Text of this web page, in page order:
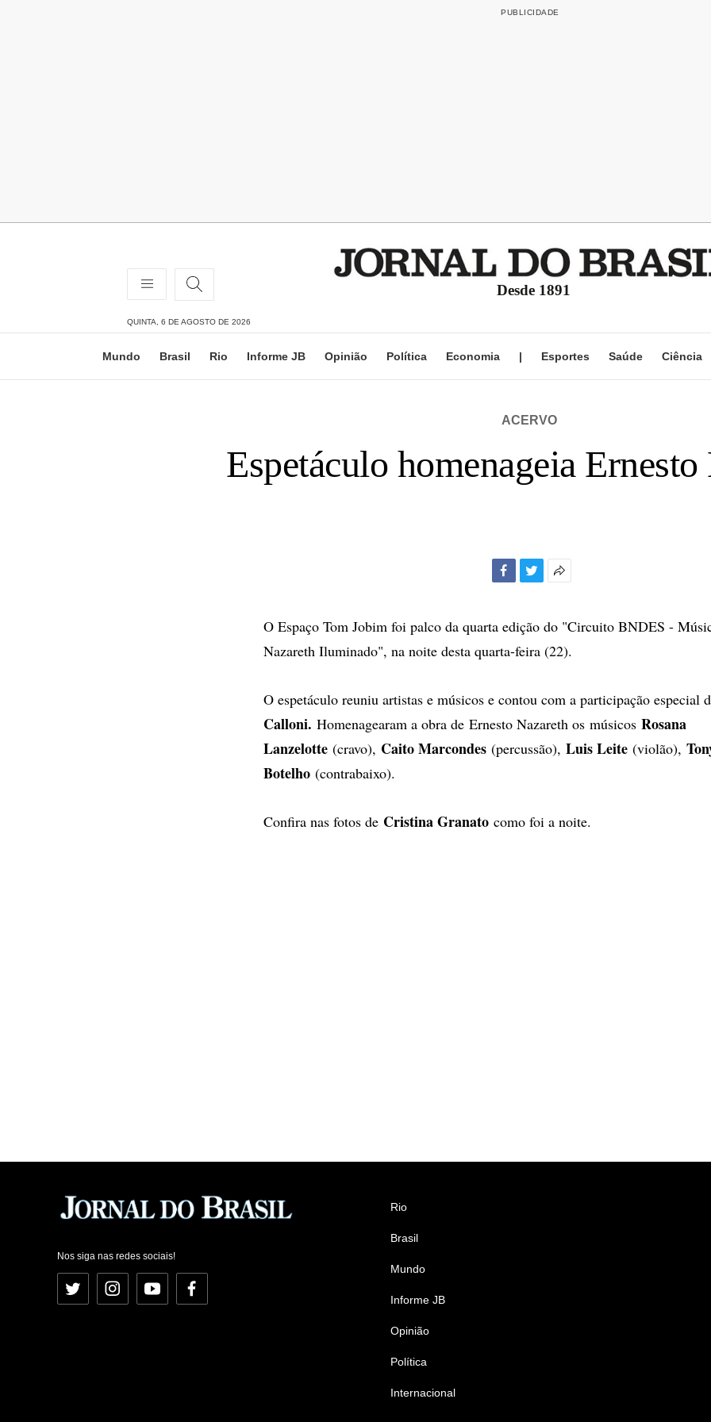
Desde 1891
QUINTA, 6 DE AGOSTO DE 2026
Mundo Brasil Rio Informe JB Opinião Política Economia | Esportes Saúde Ciência
ACERVO
Espetáculo homenageia Ernesto
compartilhamento
O Espaço Tom Jobim foi palco da quarta edição do "Circuito BNDES -
Nazareth Iluminado", na noite desta quarta-feira (22).
O espetáculo reuniu artistas e músicos e contou com a participação especial
Calloni. Homenagearam a obra de Ernesto Nazareth os músicos Rosana
Lanzelotte (cravo), Caito Marcondes (percussão), Luis Leite (violão),
Botelho (contrabaixo).
Confira nas fotos de Cristina Granato como foi a noite.
Nos siga nas redes sociais!
Twitter InstagramYouTubeFacebook
Rio
Brasil
Mundo
Informe JB
Opinião
Política
Internacional